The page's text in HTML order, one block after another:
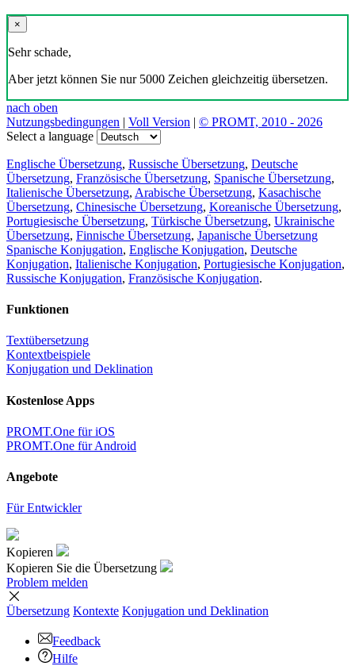
×
Sehr schade,
Aber jetzt können Sie nur 5000 Zeichen gleichzeitig übersetzen.
nach oben
Nutzungsbedingungen | Voll Version | © PROMT, 2010 - 2026
Select a language
Englische Übersetzung, Russische Übersetzung, Deutsche
Übersetzung, Französische Übersetzung, Spanische Übersetzung,
Italienische Übersetzung, Arabische Übersetzung, Kasachische
Übersetzung, Chinesische Übersetzung, Koreanische Übersetzung,
Portugiesische Übersetzung, Türkische Übersetzung, Ukrainische
Übersetzung, Finnische Übersetzung, Japanische Übersetzung
Spanische Konjugation, Englische Konjugation, Deutsche
Konjugation, Italienische Konjugation, Portugiesische Konjugation,
Russische Konjugation, Französische Konjugation.
Funktionen
Textübersetzung
Kontextbeispiele
Konjugation und Deklination
Kostenlose Apps
PROMT.One für iOS
PROMT.One für Android
Angebote
Für Entwickler
Kopieren
Kopieren Sie die Übersetzung
Problem melden
Übersetzung Kontexte Konjugation und Deklination
Feedback
Hilfe